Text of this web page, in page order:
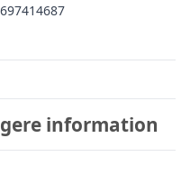
information